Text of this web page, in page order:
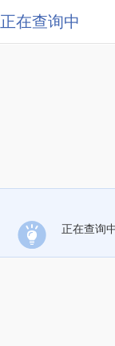
正在查询中
正在查询